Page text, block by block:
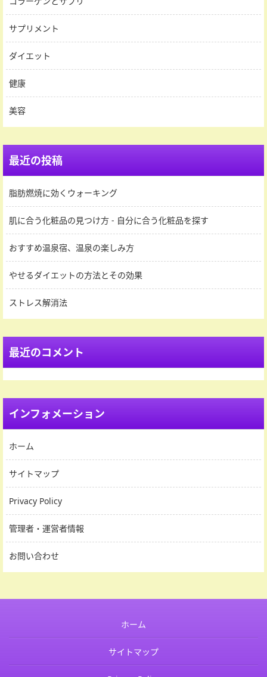
サプリメント
ダイエット
健康
美容
最近の投稿
脂肪燃焼に効くウォーキング
肌に合う化粧品の見つけ方 - 自分に合う化粧品を探す
おすすめ温泉宿、温泉の楽しみ方
やせるダイエットの方法とその効果
ストレス解消法
最近のコメント
インフォメーション
ホーム
サイトマップ
Privacy Policy
管理者・運営者情報
お問い合わせ
ホーム
サイトマップ